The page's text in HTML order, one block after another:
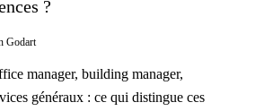
?
Godart
manager, building manager,
généraux : ce qui distingue ces